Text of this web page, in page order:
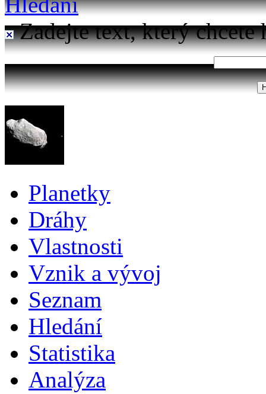
Zadejte text, který chcete
Planetky
Dráhy
Vlastnosti
Vznik a vývoj
Seznam
Hledání
Statistika
Analýza